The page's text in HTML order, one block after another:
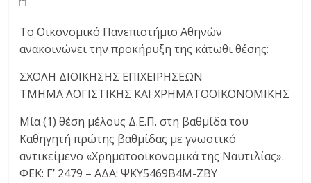
Το Οικονομικό Πανεπιστήμιο Αθηνών
ανακοινώνει την προκήρυξη της κάτωθι θέσης:
ΣΧΟΛΗ ΔΙΟΙΚΗΣΗΣ ΕΠΙΧΕΙΡΗΣΕΩΝ
ΤΜΗΜΑ ΛΟΓΙΣΤΙΚΗΣ ΚΑΙ ΧΡΗΜΑΤΟΟΙΚΟΝΟΜΙΚΗΣ
Μία (1) θέση μέλους Δ.Ε.Π. στη βαθμίδα του
Καθηγητή πρώτης βαθμίδας με γνωστικό
αντικείμενο «Χρηματοοικονομικά της Ναυτιλίας».
ΦΕΚ: Γ’ 2479 – ΑΔΑ: ΨΚΥ5469Β4Μ-ΖΒΥ